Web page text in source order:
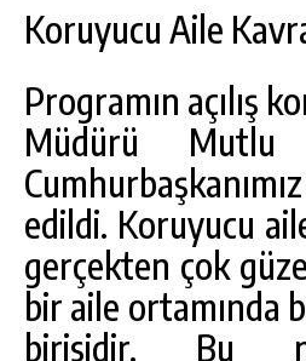
Koruyucu Aile
Programın açılış
Müdürü
edildi. Koruyucu
gerçekten çok
bir aile ortamında
birisidir. Bu